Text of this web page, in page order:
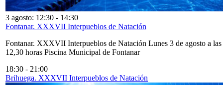
3 agosto: 12:30 - 14:30
Fontanar. XXXVII Interpueblos de Natación
Fontanar. XXXVII Interpueblos de Natación Lunes 3 de agosto a las
12,30 horas Piscina Municipal de Fontanar
18:30 - 21:00
Brihuega. XXXVII Interpueblos de Natación